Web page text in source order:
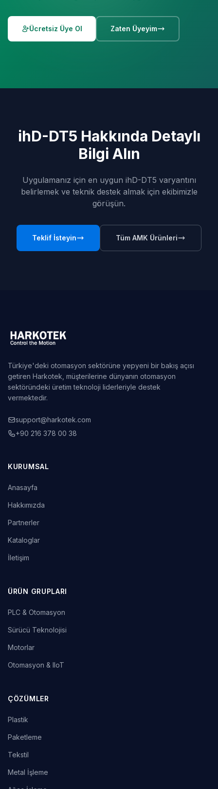
Ücretsiz Üye Ol Zaten Üyeyim
ihD-DT5 Hakkında Detaylı
Bilgi Alın
Uygulamanız için en uygun ihD-DT5 varyantını
belirlemek ve teknik destek almak için ekibimizle
görüşün.
Teklif İsteyin Tüm AMK Ürünleri
Türkiye'deki otomasyon sektörüne yepyeni bir bakış açısı
getiren Harkotek, müşterilerine dünyanın otomasyon
sektöründeki üretim teknoloji liderleriyle destek
vermektedir.
support@harkotek.com
+90 216 378 00 38
KURUMSAL
Anasayfa
Hakkımızda
Partnerler
Kataloglar
İletişim
ÜRÜN GRUPLARI
PLC & Otomasyon
Sürücü Teknolojisi
Motorlar
Otomasyon & IIoT
ÇÖZÜMLER
Plastik
Paketleme
Tekstil
Metal İşleme